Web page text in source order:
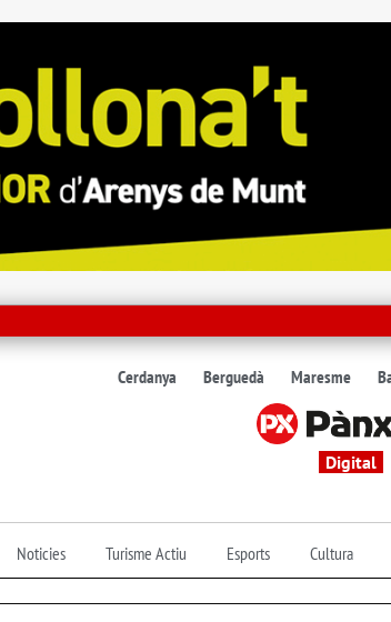
Cerdanya Berguedà Maresme
Digital
Noticies Turisme Actiu Esports Cultura